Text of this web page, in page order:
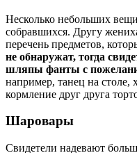
Несколько небольших
собравшихся. Другу
перечень предметов,
не обнаружат, тогда
шляпы фанты с
например, танец на столе,
кормление друг друга
Шаровары
Свидетели надевают